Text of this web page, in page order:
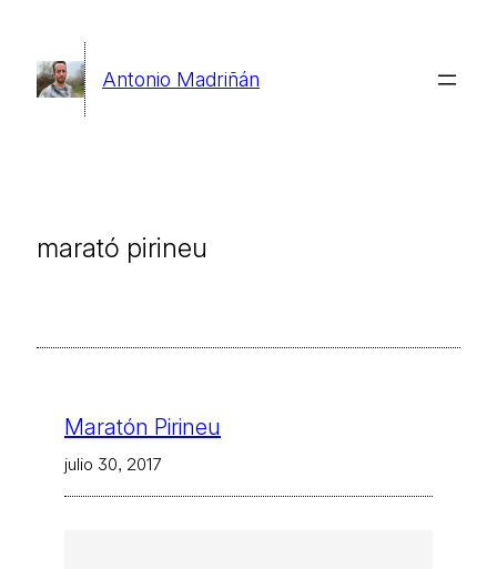
contenido
Antonio Madriñán
marató pirineu
Maratón Pirineu
julio 30, 2017